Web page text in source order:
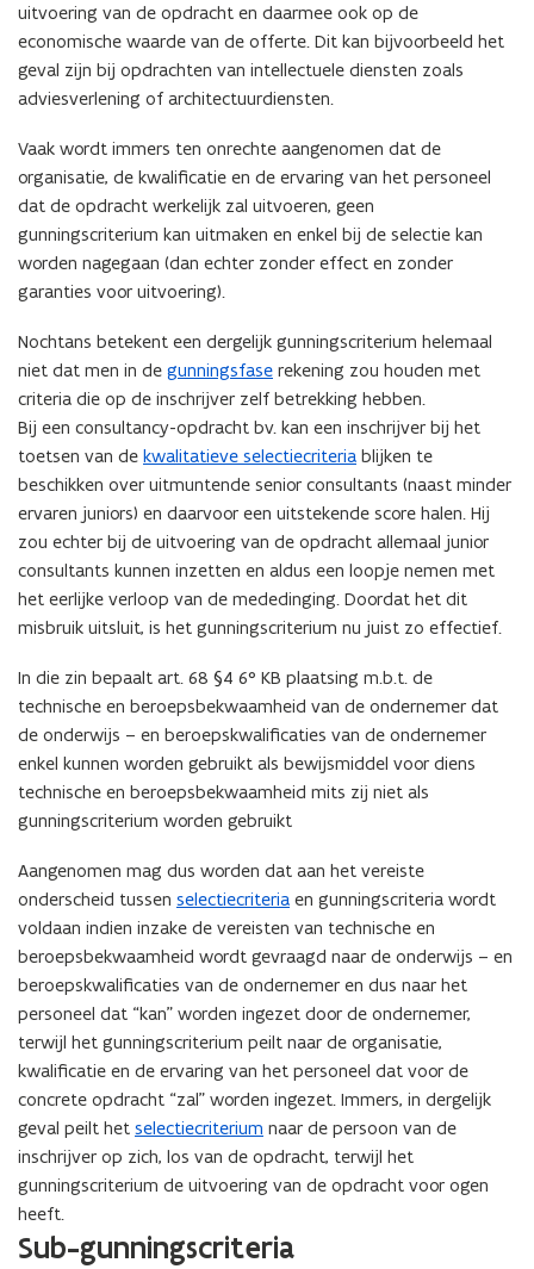
uitvoering van de opdracht en daarmee ook op de
economische waarde van de offerte. Dit kan bijvoorbeeld het
geval zijn bij opdrachten van intellectuele diensten zoals
adviesverlening of architectuurdiensten.
Vaak wordt immers ten onrechte aangenomen dat de
organisatie, de kwalificatie en de ervaring van het personeel
dat de opdracht werkelijk zal uitvoeren, geen
gunningscriterium kan uitmaken en enkel bij de selectie kan
worden nagegaan (dan echter zonder effect en zonder
garanties voor uitvoering).
Nochtans betekent een dergelijk gunningscriterium helemaal
niet dat men in de gunningsfase rekening zou houden met
criteria die op de inschrijver zelf betrekking hebben.
Bij een consultancy-opdracht bv. kan een inschrijver bij het
toetsen van de kwalitatieve selectiecriteria blijken te
beschikken over uitmuntende senior consultants (naast minder
ervaren juniors) en daarvoor een uitstekende score halen. Hij
zou echter bij de uitvoering van de opdracht allemaal junior
consultants kunnen inzetten en aldus een loopje nemen met
het eerlijke verloop van de mededinging. Doordat het dit
misbruik uitsluit, is het gunningscriterium nu juist zo effectief.
In die zin bepaalt art. 68 §4 6° KB plaatsing m.b.t. de
technische en beroepsbekwaamheid van de ondernemer dat
de onderwijs – en beroepskwalificaties van de ondernemer
enkel kunnen worden gebruikt als bewijsmiddel voor diens
technische en beroepsbekwaamheid mits zij niet als
gunningscriterium worden gebruikt
Aangenomen mag dus worden dat aan het vereiste
onderscheid tussen selectiecriteria en gunningscriteria wordt
voldaan indien inzake de vereisten van technische en
beroepsbekwaamheid wordt gevraagd naar de onderwijs – en
beroepskwalificaties van de ondernemer en dus naar het
personeel dat “kan” worden ingezet door de ondernemer,
terwijl het gunningscriterium peilt naar de organisatie,
kwalificatie en de ervaring van het personeel dat voor de
concrete opdracht “zal” worden ingezet. Immers, in dergelijk
geval peilt het selectiecriterium naar de persoon van de
inschrijver op zich, los van de opdracht, terwijl het
gunningscriterium de uitvoering van de opdracht voor ogen
heeft.
Sub-gunningscriteria